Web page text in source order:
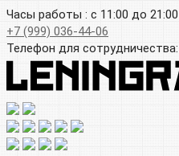
Часы работы : с 11:00 до 21:00
+7 (999) 036-44-06
Телефон для сотрудничества: